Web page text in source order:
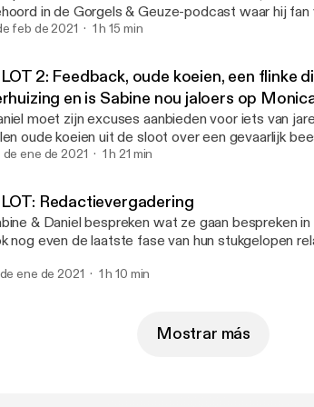
in de Gorgels & Geuze-podcast waar hij
vraag: is een platonische relatie tussen
vertelt hoe ze elke keer in onhandige situaties
echt gestructureerd werd de podcast opnieuw
aflevering tot pilot. Maar, ze leren het! :-)
feb de 2021 1 h 15 min
2: Feedback, oude koeien, een flinke
en is Sabine nou jaloers op
moet zijn excuses aanbieden voor iets van
oude koeien uit de sloot over een gevaarlijk
hun handen vol aan de feedback van luisteraar
de ene de 2021 1 h 21 min
Redactievergadering
& Daniel bespreken wat ze gaan bespreken
nog even de laatste fase van hun stukgelopen
ene de 2021 1 h 10 min
Mostrar más